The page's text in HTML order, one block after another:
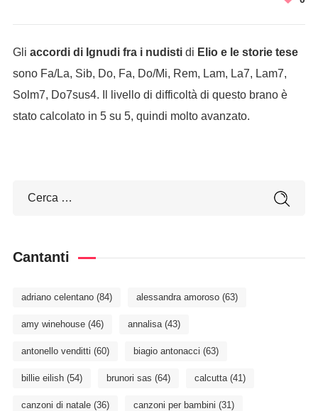
Gli accordi di Ignudi fra i nudistidi Elio e le storie tese
sono Fa/La, Sib, Do, Fa, Do/Mi, Rem, Lam, La7, Lam7,
Solm7, Do7sus4. Il livello di difficoltà di questo brano è
stato calcolato in 5 su 5, quindi molto avanzato.
Cantanti
adriano celentano(84) alessandra amoroso(63)
amy winehouse(46) annalisa(43)
antonello venditti (60) biagio antonacci (63)
billie eilish(54) brunori sas (64) calcutta(41)
canzoni di natale(36) canzoni per bambini (31)